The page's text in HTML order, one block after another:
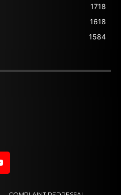
1718
1618
1584